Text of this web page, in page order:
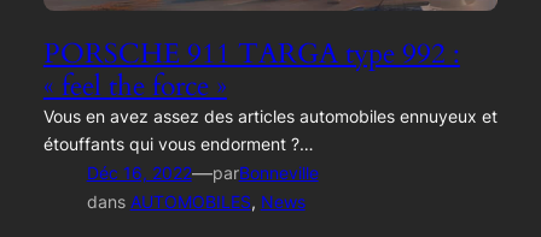
PORSCHE 911 TARGA type 992 :
« feel the force »
Vous en avez assez des articles automobiles ennuyeux et
étouffants qui vous endorment ?…
Déc 16, 2022—parBonneville
dans AUTOMOBILES, News